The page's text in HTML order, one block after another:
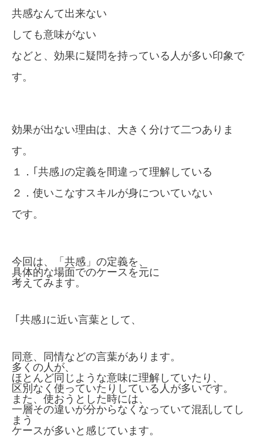
共感なんて出来ない
しても意味がない
などと、効果に疑問を持っている人が多い印象で
す。
効果が出ない理由は、大きく分けて二つありま
す。
１．｢共感｣の定義を間違って理解している
２．使いこなすスキルが身についていない
です。
今回は、「共感」の定義を、
具体的な場面でのケースを元に
考えてみます。
｢共感｣に近い言葉として、
同意、同情などの言葉があります。
多くの人が、
ほとんど同じような意味に理解していたり、
区別なく使っていたりしている人が多いです。
また、使おうとした時には、
一層その違いが分からなくなっていて混乱してし
まう
ケースが多いと感じています。